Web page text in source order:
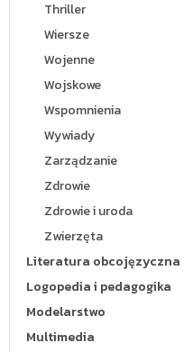
Thriller
Wiersze
Wojenne
Wojskowe
Wspomnienia
Wywiady
Zarządzanie
Zdrowie
Zdrowie i uroda
Zwierzęta
Literatura obcojęzyczna
Logopedia i pedagogika
Modelarstwo
Multimedia